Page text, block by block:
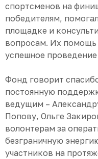
спортсменов на
победителям,
площадке и
вопросам. Их
успешное
Фонд говорит
постоянную
ведущим –
Попову, Ольге
волонтерам за
безграничную
участников на